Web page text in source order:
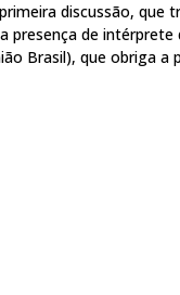
discussão, que
presença de intérprete
Brasil), que obriga